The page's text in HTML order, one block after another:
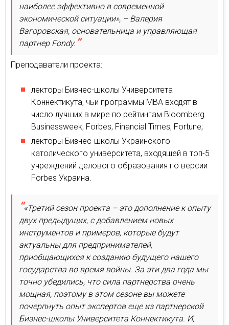
наиболее эффективно в современной
экономической ситуации», – Валерия
Вагоровская, основательница и управляющая
партнер Fondy.
Преподаватели проекта:
лекторы Бизнес-школы Университета
Коннектикута, чьи программы MBA входят в
число лучших в мире по рейтингам Bloomberg
Businessweek, Forbes, Financial Times, Fortune;
лекторы Бизнес-школы Украинского
католического университета, входящей в топ-5
учреждений делового образования по версии
Forbes Украина.
«Третий сезон проекта – это дополнение к опыту
двух предыдущих, с добавлением новых
инструментов и примеров, которые будут
актуальны для предпринимателей,
приобщающихся к созданию будущего нашего
государства во время войны. За эти два года мы
точно убедились, что сила партнерства очень
мощная, поэтому в этом сезоне вы можете
почерпнуть опыт экспертов еще из партнерской
Бизнес-школы Университета Коннектикута. И,